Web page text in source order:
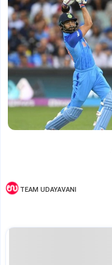
TEAM UDAYAVANI